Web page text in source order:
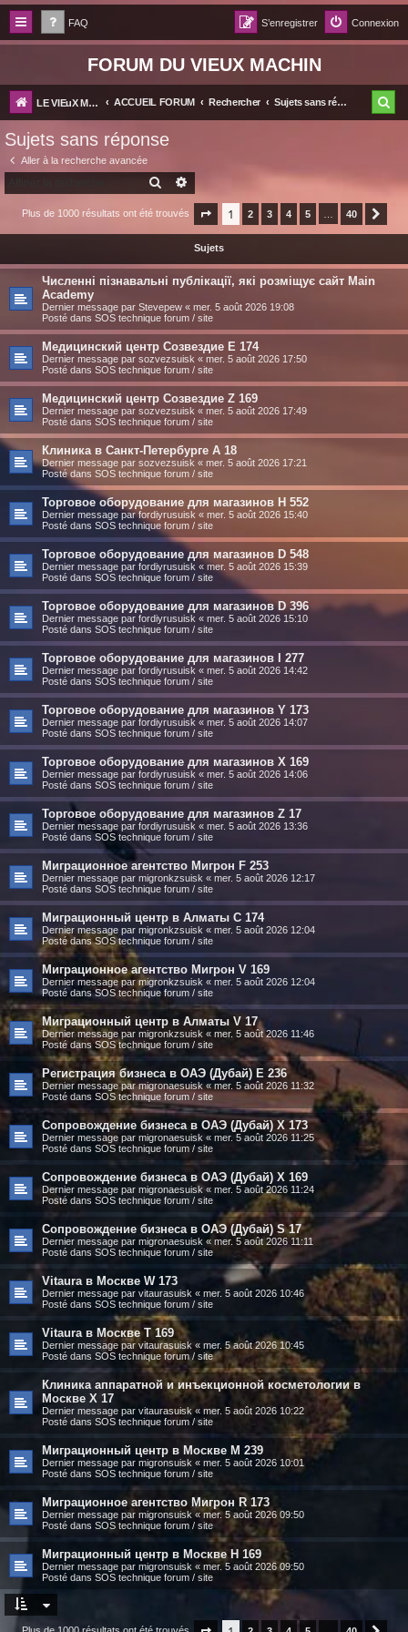
FAQ Connexion
S’enregistrer
FORUM DU VIEUX MACHIN
LE VIEuX MACHIN ACCUEIL FORUM Rechercher Sujets sans réponse
Sujets sans réponse
Aller à la recherche avancée
RECHERCHER
Plus de 1000 résultats ont été trouvés Page sur 40
1 2 3 4 5 40
Sujets
Численні пізнавальні публікації, які розміщує сайт Main
Academy
Dernier message par Stevepew « mer. 5 août 2026 19:08
Posté dans SOS technique forum / site
Медицинский центр Созвездие E 174
Dernier message par sozvezsuisk « mer. 5 août 2026 17:50
Posté dans SOS technique forum / site
Медицинский центр Созвездие Z 169
Dernier message par sozvezsuisk « mer. 5 août 2026 17:49
Posté dans SOS technique forum / site
Клиника в Санкт-Петербурге A 18
Dernier message par sozvezsuisk « mer. 5 août 2026 17:21
Posté dans SOS technique forum / site
Торговое оборудование для магазинов H 552
Dernier message parfordiyrusuisk « mer. 5 août 2026 15:40
Posté dans SOS technique forum / site
Торговое оборудование для магазинов D 548
Dernier message par fordiyrusuisk « mer. 5 août 2026 15:39
Posté dans SOS technique forum / site
Торговое оборудование для магазинов D 396
Dernier message par fordiyrusuisk « mer. 5 août 2026 15:10
Posté dans SOS technique forum / site
Торговое оборудование для магазинов I 277
Dernier message par fordiyrusuisk « mer. 5 août 2026 14:42
Posté dans SOS technique forum / site
Торговое оборудование для магазинов Y 173
Dernier message par fordiyrusuisk « mer. 5 août 2026 14:07
Posté dans SOS technique forum / site
Торговое оборудование для магазинов X 169
Dernier message par fordiyrusuisk « mer. 5 août 2026 14:06
Posté dans SOS technique forum / site
Торговое оборудование для магазинов Z 17
Dernier message par fordiyrusuisk « mer. 5 août 2026 13:36
Posté dans SOS technique forum / site
Миграционное агентство Мигрон F 253
Dernier message par migronkzsuisk « mer. 5 août 2026 12:17
Posté dans SOS technique forum / site
Миграционный центр в Алматы C 174
Dernier message par migronkzsuisk « mer. 5 août 2026 12:04
Posté dansSOS technique forum / site
Миграционное агентство Мигрон V 169
Dernier message parmigronkzsuisk « mer. 5 août 2026 12:04
Posté dansSOS technique forum / site
Миграционный центр в Алматы V 17
Dernier message par migronkzsuisk « mer. 5 août 2026 11:46
Posté dansSOS technique forum / site
Регистрация бизнеса в ОАЭ (Дубай) E 236
Dernier message parmigronaesuisk«mer. 5 août 2026 11:32
Posté dans SOS technique forum / site
Сопровождение бизнеса в ОАЭ (Дубай) X 173
Dernier message par migronaesuisk « mer. 5 août 2026 11:25
Posté dans SOS technique forum / site
Сопровождение бизнеса в ОАЭ (Дубай) X 169
Dernier message par migronaesuisk « mer. 5 août 2026 11:24
Posté dans SOS technique forum / site
Сопровождение бизнеса в ОАЭ (Дубай) S 17
Dernier message par migronaesuisk « mer. 5 août 2026 11:11
Posté dans SOS technique forum / site
Vitaura в Москве W 173
Dernier message par vitaurasuisk « mer. 5 août 2026 10:46
Posté dans SOS technique forum / site
Vitaura в Москве T 169
Dernier message parvitaurasuisk « mer. 5 août 2026 10:45
Posté dans SOS technique forum / site
Клиника аппаратной и инъекционной косметологии в
Москве X 17
Dernier message par vitaurasuisk« mer. 5 août 2026 10:22
Posté dans SOS technique forum / site
Миграционный центр в Москве M 239
Dernier message par migronsuisk « mer. 5 août 2026 10:01
Posté dans SOS technique forum / site
Миграционное агентство Мигрон R 173
Dernier message par migronsuisk«mer. 5 août 2026 09:50
Posté dans SOS technique forum / site
Миграционный центр в Москве H 169
Dernier message par migronsuisk « mer. 5 août 2026 09:50
Posté dans SOS technique forum / site
Plus de 1000 résultats ont été trouvés